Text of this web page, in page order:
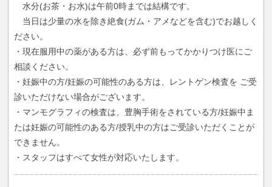
水分(お茶・お水)は午前0時までは結構です。
当日は少量の水を除き絶食(ガム・アメなどを含む)でお越しく
ださい。
・現在服用中の薬がある方は、必ず前もってかかりつけ医にご
相談ください。
・妊娠中の方/妊娠の可能性のある方は、レントゲン検査を ご受
診いただけない場合がございます。
・マンモグラフィの検査は、豊胸手術をされている方/妊娠中ま
たは妊娠の可能性のある方/授乳中の方はご受診いただくことが
できません。
・スタッフはすべて女性が対応いたします。